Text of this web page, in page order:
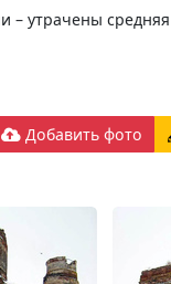
– утрачены
Добавить фото